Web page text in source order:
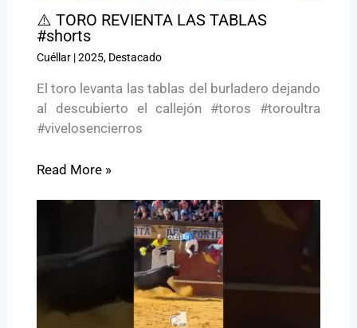
⚠️ TORO REVIENTA LAS TABLAS
#shorts
Cuéllar|2025, Destacado
El toro levanta las tablas del burladero dejando
al descubierto el callejón #toros #toroultra
#vivelosencierros
Read More »